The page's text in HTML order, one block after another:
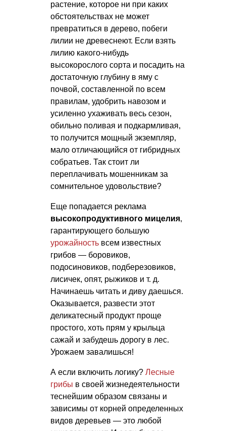
растение, которое ни при каких
обстоятельствах не может
превратиться в дерево, побеги
лилии не древеcнеют. Если взять
лилию какого-нибудь
высокорослого сорта и посадить на
достаточную глубину в яму с
почвой, составленной по всем
правилам, удобрить навозом и
усиленно ухаживать весь сезон,
обильно поливая и подкармливая,
то получится мощный экземпляр,
мало отличающийся от гибридных
собратьев. Так стоит ли
переплачивать мошенникам за
сомнительное удовольствие?
Еще попадается реклама
высокопродуктивного мицелия,
гарантирующего большую
урожайность всем известных
грибов — боровиков,
подосиновиков, подберезовиков,
лисичек, опят, рыжиков и т. д.
Начинаешь читать и диву даешься.
Оказывается, развести этот
деликатесный продукт проще
простого, хоть прям у крыльца
сажай и забудешь дорогу в лес.
Урожаем завалишься!
А если включить логику? Лесные
грибы в своей жизнедеятельности
теснейшим образом связаны и
зависимы от корней определенных
видов деревьев — это любой